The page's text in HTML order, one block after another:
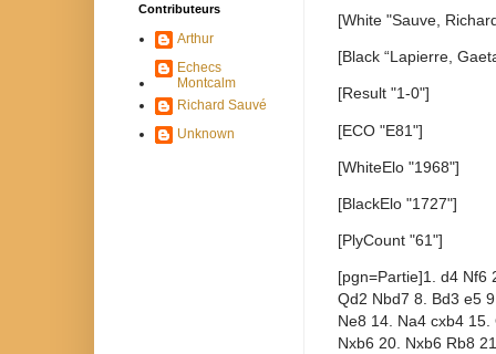
[White "Sauve,
[Black “Lapierre,
[Result "1-0"]
[ECO "E81"]
[WhiteElo "1968"]
[BlackElo "1727"]
[PlyCount "61"]
[pgn=Partie]1. d4 Nf6
Qd2 Nbd7 8. Bd3 e5
Ne8 14. Na4 cxb4
Nxb6 20. Nxb6 Rb8
Contributeurs
Arthur
Echecs
Montcalm
Richard Sauvé
Unknown